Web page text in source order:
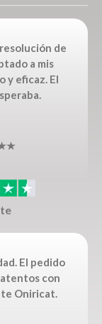
de
a mis
y eficaz. El
El pedido
con
Oniricat.